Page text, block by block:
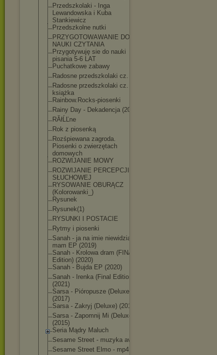
Przedszkolaki - Inga
Lewandowska i Kuba
Stankiewicz
Przedszkolne nutki
PRZYGOTOWAWANI E DO
NAUKI CZYTANIA
Przygotywuję sie do nauki
pisania 5-6 LAT
Puchatkowe zabawy
Radosne przedszkolaki cz. 2
Radosne przedszkolaki cz. 2 -
książka
Rainbow.Rocks-piosenki
Rainy Day - Dekadencja (2021)
RĂłĹĽne
Rok z piosenką
Rozśpiewana zagroda.
Piosenki o zwierzętach
domowych
ROZWIJANIE MOWY
ROZWIJANIE PERCEPCJI
SŁUCHOWEJ
RYSOWANIE OBURĄCZ
(Kolorowanki_)
Rysunek
Rysunek(1)
RYSUNKI I POSTACIE
Rytmy i piosenki
Sanah - ja na imie niewidzialna
mam EP (2019)
Sanah - Krolowa dram (FINAL
Edition) (2020)
Sanah - Bujda EP (2020)
Sanah - Irenka (Final Edition)
(2021)
Sarsa - Pióropusze (Deluxe)
(2017)
Sarsa - Zakryj (Deluxe) (2019)
Sarsa - Zapomnij Mi (Deluxe)
(2015)
Seria Mądry Maluch
Sesame Street - muzyka avi
Sesame Street Elmo - mp4